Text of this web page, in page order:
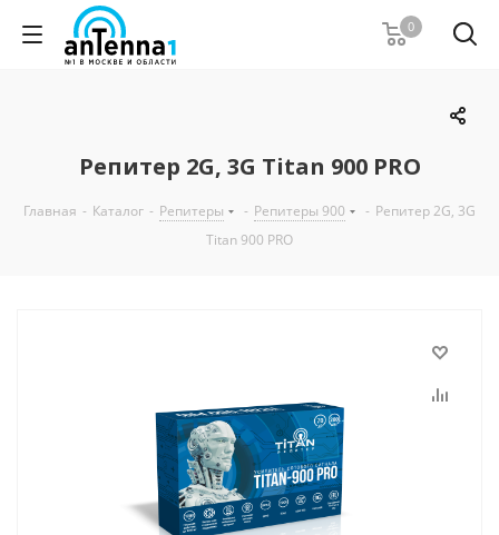
0
Репитер 2G, 3G Titan 900 PRO
Главная - Каталог - Репитеры - Репитеры 900 - Репитер 2G, 3G
Titan 900 PRO